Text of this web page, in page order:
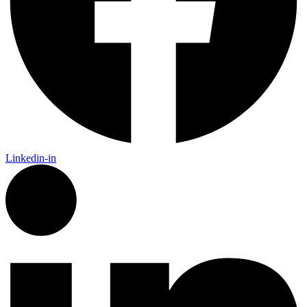
Linkedin-in